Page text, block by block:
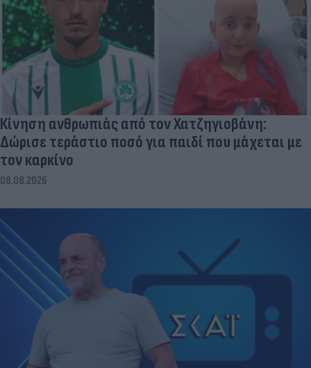
Κίνηση ανθρωπιάς από τον Χατζηγιοβάνη:
Δώρισε τεράστιο ποσό για παιδί που μάχεται με
τον καρκίνο
08.08.2026